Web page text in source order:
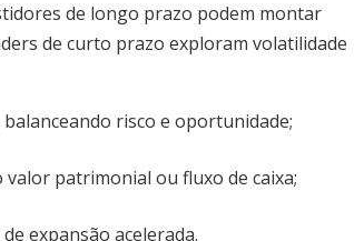
de longo prazo podem montar
de curto prazo exploram volatilidade
risco e oportunidade;
patrimonial ou fluxo de caixa;
expansão acelerada.